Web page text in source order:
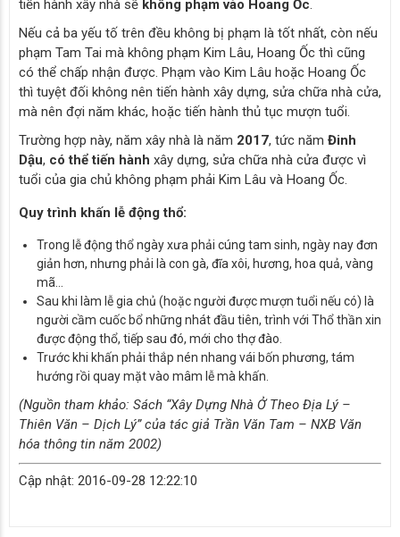
tiến hành xây nhà sẽ không phạm vào Hoang Ốc.
Nếu cả ba yếu tố trên đều không bị phạm là tốt nhất, còn nếu
phạm Tam Tai mà không phạm Kim Lâu, Hoang Ốc thì cũng
có thể chấp nhận được. Phạm vào Kim Lâu hoặc Hoang Ốc
thì tuyệt đối không nên tiến hành xây dựng, sửa chữa nhà cửa,
mà nên đợi năm khác, hoặc tiến hành thủ tục mượn tuổi.
Trường hợp này, năm xây nhà là năm 2017, tức năm Đinh
Dậu, có thể tiến hành xây dựng, sửa chữa nhà cửa được vì
tuổi của gia chủ không phạm phải Kim Lâu và Hoang Ốc.
Quy trình khấn lễ động thổ:
Trong lễ động thổ ngày xưa phải cúng tam sinh, ngày nay đơn
giản hơn, nhưng phải là con gà, đĩa xôi, hương, hoa quả, vàng
mã…
Sau khi làm lễ gia chủ (hoặc người được mượn tuổi nếu có) là
người cầm cuốc bổ những nhát đầu tiên, trình với Thổ thần xin
được động thổ, tiếp sau đó, mới cho thợ đào.
Trước khi khấn phải thắp nén nhang vái bốn phương, tám
hướng rồi quay mặt vào mâm lễ mà khấn.
(Nguồn tham khảo: Sách “Xây Dựng Nhà Ở Theo Địa Lý –
Thiên Văn – Dịch Lý” của tác giả Trần Văn Tam – NXB Văn
hóa thông tin năm 2002)
Cập nhật: 2016-09-28 12:22:10